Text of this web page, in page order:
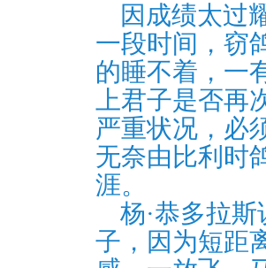
因成绩太过
一段时间，窃
的睡不着，一
上君子是否
严重状况，必
无奈由比利时
涯。
杨·恭多拉斯
子，因为短距